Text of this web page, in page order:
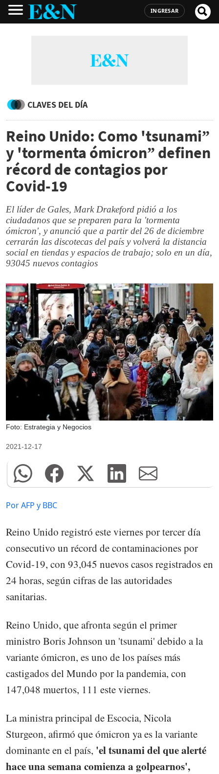
INGRESAR
CLAVES DEL DÍA
Reino Unido: Como 'tsunami”
y 'tormenta ómicron” definen
récord de contagios por
Covid-19
El líder de Gales, Mark Drakeford pidió a los
ciudadanos que se preparen para la 'tormenta
ómicron', y anunció que a partir del 26 de diciembre
cerrarán las discotecas del país y volverá la distancia
social en tiendas y espacios de trabajo; solo en un día,
93045 nuevos contagios
Foto: Estrategia y Negocios
2021-12-17
Por AFP y BBC
Reino Unido registró este viernes por tercer día
consecutivo un récord de contaminaciones por
Covid-19, con 93,045 nuevos casos registrados en
24 horas, según cifras de las autoridades
sanitarias.
Reino Unido, que afronta según el primer
ministro Boris Johnson un 'tsunami' debido a la
variante ómicron, es uno de los países más
castigados del Mundo por la pandemia, con
147,048 muertos, 111 este viernes.
La ministra principal de Escocia, Nicola
Sturgeon, afirmó que ómicron ya es la variante
dominante en el país, 'el tsunami del que alerté
hace una semana comienza a golpearnos',